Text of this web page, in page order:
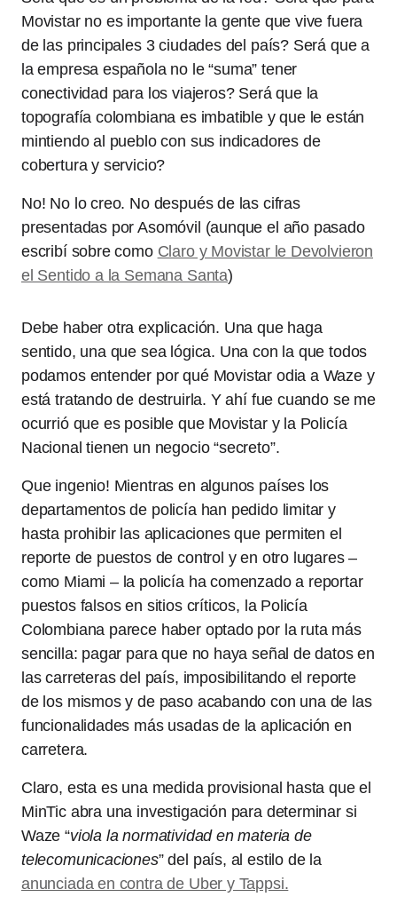
Movistar no es importante la gente que vive fuera
de las principales 3 ciudades del país? Será que a
la empresa española no le “suma” tener
conectividad para los viajeros? Será que la
topografía colombiana es imbatible y que le están
mintiendo al pueblo con sus indicadores de
cobertura y servicio?
No! No lo creo. No después de las cifras
presentadas por Asomóvil (aunque el año pasado
escribí sobre como Claro y Movistar le Devolvieron
el Sentido a la Semana Santa)
Debe haber otra explicación. Una que haga
sentido, una que sea lógica. Una con la que todos
podamos entender por qué Movistar odia a Waze y
está tratando de destruirla. Y ahí fue cuando se me
ocurrió que es posible que Movistar y la Policía
Nacional tienen un negocio “secreto”.
Que ingenio! Mientras en algunos países los
departamentos de policía han pedido limitar y
hasta prohibir las aplicaciones que permiten el
reporte de puestos de control y en otro lugares –
como Miami – la policía ha comenzado a reportar
puestos falsos en sitios críticos, la Policía
Colombiana parece haber optado por la ruta más
sencilla: pagar para que no haya señal de datos en
las carreteras del país, imposibilitando el reporte
de los mismos y de paso acabando con una de las
funcionalidades más usadas de la aplicación en
carretera.
Claro, esta es una medida provisional hasta que el
MinTic abra una investigación para determinar si
Waze “viola la normatividad en materia de
telecomunicaciones” del país, al estilo de la
anunciada en contra de Uber y Tappsi.